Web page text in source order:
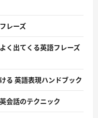
レーズ
く出てくる英語フレーズ
る 英語表現ハンドブック
会話のテクニック